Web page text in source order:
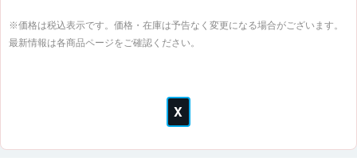
※価格は税込表示です。価格・在庫は予告なく変更になる場合がございます。
最新情報は各商品ページをご確認ください。